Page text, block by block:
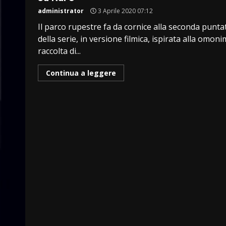
administrator 3 Aprile 2020 07:12
Il parco rupestre fa da cornice alla seconda
della serie, in versione filmica, ispirata alla
raccolta di...
Continua a leggere